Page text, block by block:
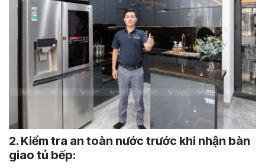
2. Kiểm tra an toàn nước trước khi nhận bàn
giao tủ bếp: